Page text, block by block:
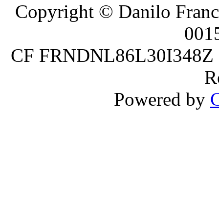
Copyright © Danilo
CF
Powered by